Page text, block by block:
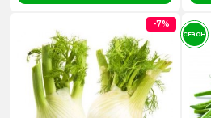
-7%
СЕЗОН